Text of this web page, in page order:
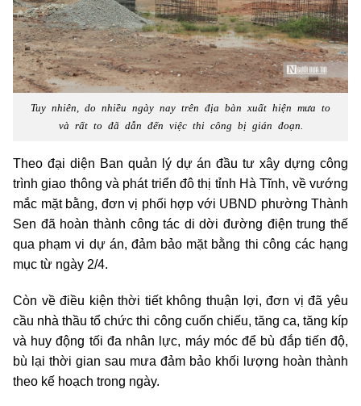
Tuy nhiên, do nhiều ngày nay trên địa bàn xuất hiện mưa to
và rất to đã dẫn đến việc thi công bị gián đoạn.
Theo đại diện Ban quản lý dự án đầu tư xây dựng công
trình giao thông và phát triển đô thị tỉnh Hà Tĩnh, về vướng
mắc mặt bằng, đơn vị phối hợp với UBND phường Thành
Sen đã hoàn thành công tác di dời đường điện trung thế
qua phạm vi dự án, đảm bảo mặt bằng thi công các hạng
mục từ ngày 2/4.
Còn về điều kiện thời tiết không thuận lợi, đơn vị đã yêu
cầu nhà thầu tổ chức thi công cuốn chiếu, tăng ca, tăng kíp
và huy động tối đa nhân lực, máy móc để bù đắp tiến độ,
bù lại thời gian sau mưa đảm bảo khối lượng hoàn thành
theo kế hoạch trong ngày.